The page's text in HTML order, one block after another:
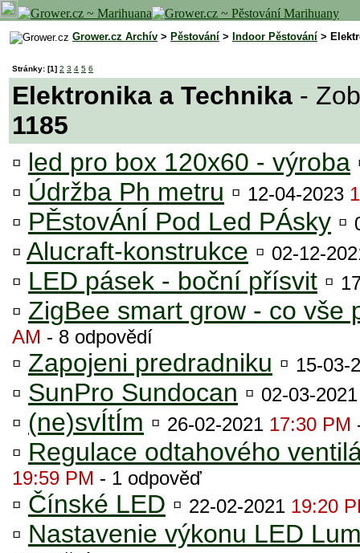
Grower.cz Archív > Pěstování > Indoor Pěstování >
Stránky: [1] 2 3 4 5 6
Elektronika a Technika -
1185
▫ led pro box 120x60 - výroba
▫ Údržba Ph metru ▫ 12-04-2023
▫ PĚstovÁnÍ Pod Led PÁsky ▫
▫ Alucraft-konstrukce ▫ 02-12-
▫ LED pásek - boční přísvit ▫
▫ ZigBee smart grow - co vše
AM - 8 odpovědí
▫ Zapojeni predradniku ▫ 15-03-
▫ SunPro Sundocan ▫ 02-03-
▫ (ne)svÍtÍm ▫ 26-02-2021 17:30 PM
▫ Regulace odtahového
19:59 PM - 1 odpověď
▫ Čínské LED ▫ 22-02-2021 19:20
▫ Nastavenie výkonu LED